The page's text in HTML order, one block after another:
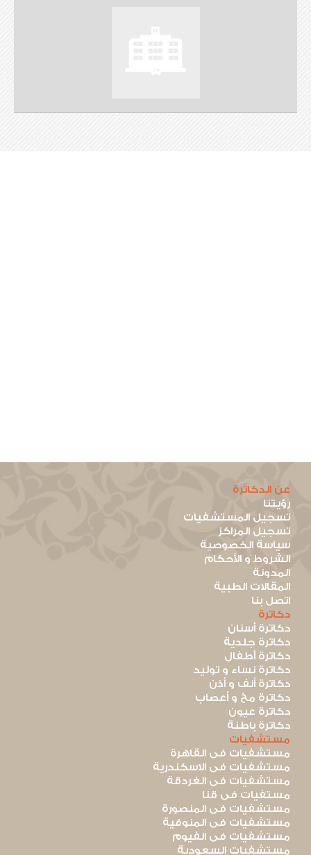
عن الدكاترة
رؤيتنا
تسجيل المستشفيات
تسجيل المراكز
سياسة الخصوصية
الشروط و الأحكام
المدونة
المقالات الطبية
اتصل بنا
دكاترة
دكاترة أسنان
دكاترة جلدية
دكاترة أطفال
دكاترة نساء و توليد
دكاترة أنف و أذن
دكاترة مخ و أعصاب
دكاترة عيون
دكاترة باطنة
مستشفيات
مستشفيات فى القاهرة
مستشفيات فى الاسكندرية
مستشفيات فى الغردقة
مستفيات فى قنا
مستشفيات فى المنصورة
مستشفيات فى المنوفية
مستشفيات فى الفيوم
مستشفيات السعودية